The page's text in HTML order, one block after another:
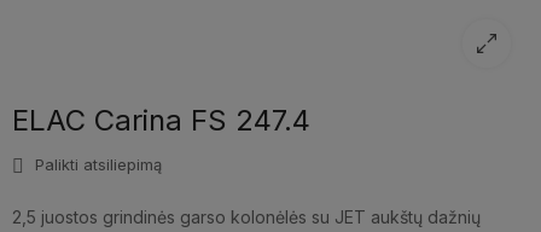
ELAC Carina FS 247.4
Palikti atsiliepimą
2,5 juostos grindinės garso kolonėlės su JET aukštų dažnių